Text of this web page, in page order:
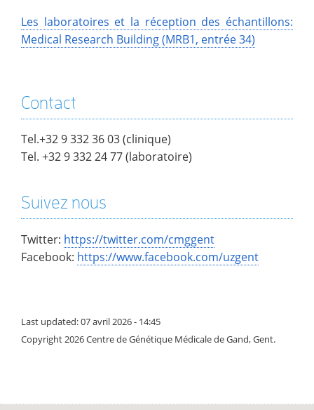
Les laboratoires et la réception des échantillons:
Medical Research Building (MRB1, entrée 34)
Contact
Tel.+32 9 332 36 03 (clinique)
Tel. +32 9 332 24 77 (laboratoire)
Suivez nous
Twitter: https://twitter.com/cmggent
Facebook: https://www.facebook.com/uzgent
Last updated: 07 avril 2026 - 14:45
Copyright 2026 Centre de Génétique Médicale de Gand, Gent.